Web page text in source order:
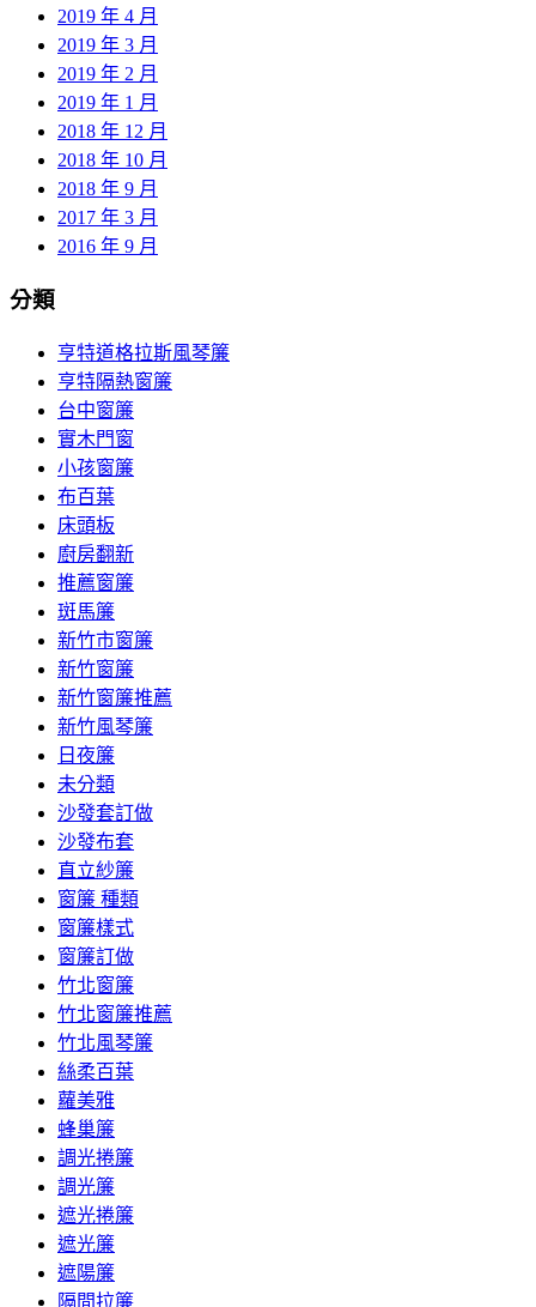
2019 年 4 月
2019 年 3 月
2019 年 2 月
2019 年 1 月
2018 年 12 月
2018 年 10 月
2018 年 9 月
2017 年 3 月
2016 年 9 月
分類
亨特道格拉斯風琴簾
亨特隔熱窗簾
台中窗簾
實木門窗
小孩窗簾
布百葉
床頭板
廚房翻新
推薦窗簾
斑馬簾
新竹市窗簾
新竹窗簾
新竹窗簾推薦
新竹風琴簾
日夜簾
未分類
沙發套訂做
沙發布套
直立紗簾
窗簾 種類
窗簾樣式
窗簾訂做
竹北窗簾
竹北窗簾推薦
竹北風琴簾
絲柔百葉
蘿美雅
蜂巢簾
調光捲簾
調光簾
遮光捲簾
遮光簾
遮陽簾
隔間拉簾